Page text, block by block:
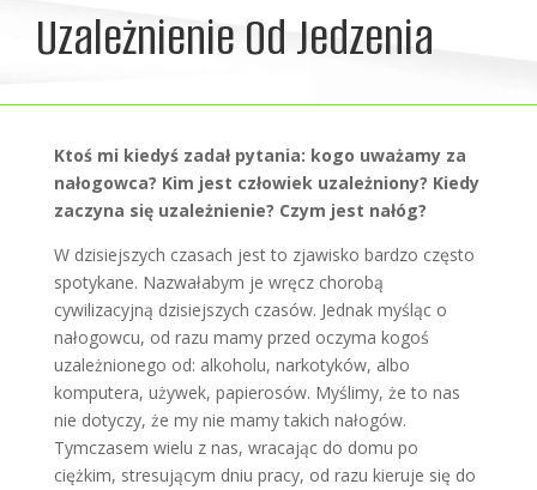
Uzależnienie Od Jedzenia
Ktoś mi kiedyś zadał pytania: kogo uważamy za
nałogowca? Kim jest człowiek uzależniony? Kiedy
zaczyna się uzależnienie? Czym jest nałóg?
W dzisiejszych czasach jest to zjawisko bardzo często
spotykane. Nazwałabym je wręcz chorobą
cywilizacyjną dzisiejszych czasów. Jednak myśląc o
nałogowcu, od razu mamy przed oczyma kogoś
uzależnionego od: alkoholu, narkotyków, albo
komputera, używek, papierosów. Myślimy, że to nas
nie dotyczy, że my nie mamy takich nałogów.
Tymczasem wielu z nas, wracając do domu po
ciężkim, stresującym dniu pracy, od razu kieruje się do